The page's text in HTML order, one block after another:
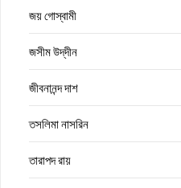
জয় গোস্বামী
জসীম উদ্‌দীন
জীবনানন্দ দাশ
তসলিমা নাসরিন
তারাপদ রায়